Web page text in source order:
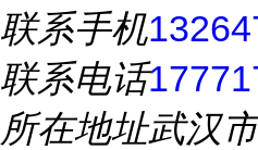
联系手机
联系电话
所在地址武汉市